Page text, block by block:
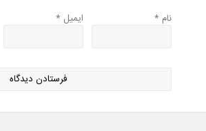
نام * ایمیل *